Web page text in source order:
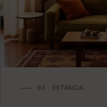
03 · ESTANCIA